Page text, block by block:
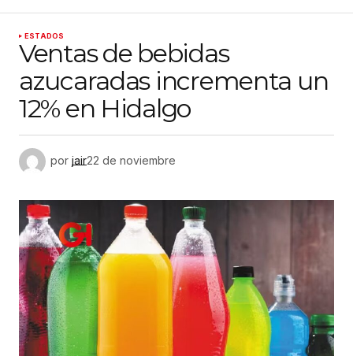
ESTADOS
Ventas de bebidas
azucaradas incrementa un
12% en Hidalgo
por jair22 de noviembre